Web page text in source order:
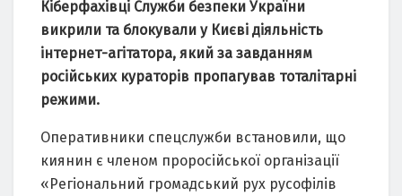
Кіберфахівці Служби безпеки України
викрили та блокували у Києві діяльність
інтернет-агітатора, який за завданням
російських кураторів пропагував тоталітарні
режими.
Оперативники спецслужби встановили, що
киянин є членом проросійської організації
«Регіональний громадський рух русофілів